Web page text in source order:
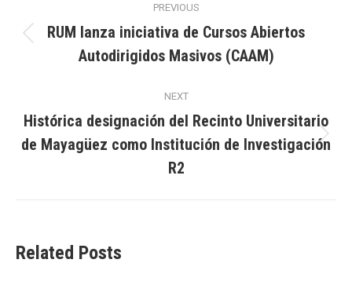
navigation
PREVIOUS
Previous
post:
RUM lanza iniciativa de Cursos Abiertos
Autodirigidos Masivos (CAAM)
NEXT
Next
post:
Histórica designación del Recinto Universitario
de Mayagüez como Institución de Investigación
R2
Related Posts